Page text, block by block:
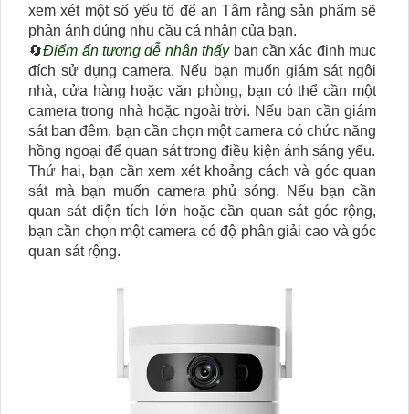
xem xét một số yếu tố để an Tâm rằng sản phẩm sẽ
phản ánh đúng nhu cầu cá nhân của bạn.
🔄Điểm ấn tượng dễ nhận thấy bạn cần xác định mục
đích sử dụng camera. Nếu bạn muốn giám sát ngôi
nhà, cửa hàng hoặc văn phòng, bạn có thể cần một
camera trong nhà hoặc ngoài trời. Nếu bạn cần giám
sát ban đêm, bạn cần chọn một camera có chức năng
hồng ngoại để quan sát trong điều kiện ánh sáng yếu.
Thứ hai, bạn cần xem xét khoảng cách và góc quan
sát mà bạn muốn camera phủ sóng. Nếu bạn cần
quan sát diện tích lớn hoặc cần quan sát góc rộng,
bạn cần chọn một camera có độ phân giải cao và góc
quan sát rộng.